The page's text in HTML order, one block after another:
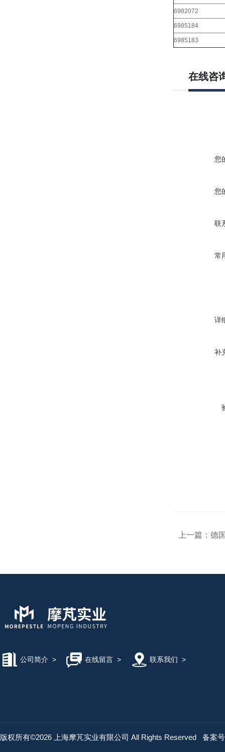
6982072
6985184
6985183
在线咨
您
您
联
常
详
补
上一篇： 德
公司简介 > 在线留言> 联系我们 >
版权所有©2026 上海摩芃实业有限公司 All Rights Reserved 备案